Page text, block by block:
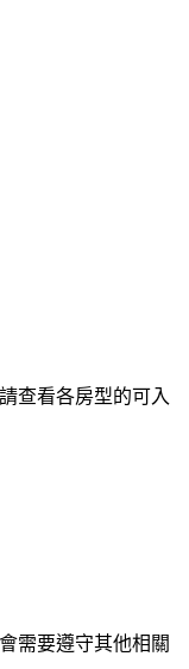
查看各房型的可入
需要遵守其他相關